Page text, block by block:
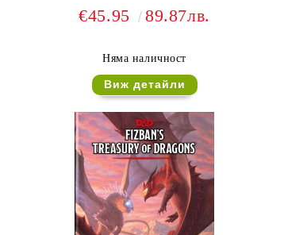
€45.95 89.87лв.
Няма наличност
Виж детайли